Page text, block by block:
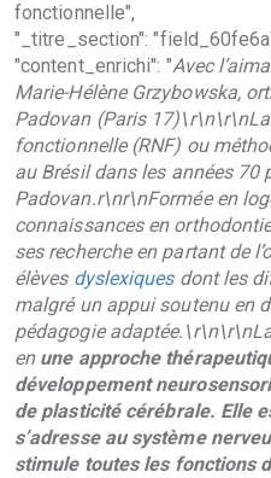
fonctionnelle",
"_titre_section":
"content_enrichi": "Avec
Marie-Hélène Grzybowska,
Padovan (Paris
fonctionnelle (RNF) ou
au Brésil dans les années 70
Padovan.r\nr\nFormée en
connaissances en
ses recherche en partant de
élèves dyslexiquesdont les
malgré un appui soutenu en
pédagogie
en une approche
développement
de plasticité cérébrale. Elle
s’adresse au système
stimule toutes les fonctions